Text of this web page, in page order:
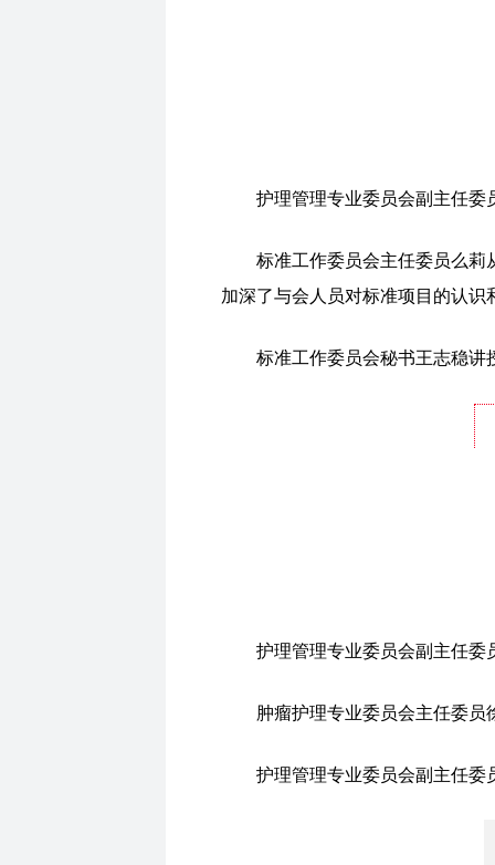
护理管理专业委员会副主任委
标准工作委员会主任委员么莉
加深了与会人员对标准项目的认
标准工作委员会秘书王志稳讲
护理管理专业委员会副主任委
肿瘤护理专业委员会主任委
护理管理专业委员会副主任委